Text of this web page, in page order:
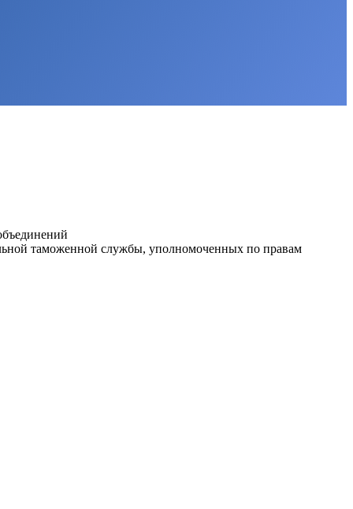
таможенной службы, уполномоченных по правам